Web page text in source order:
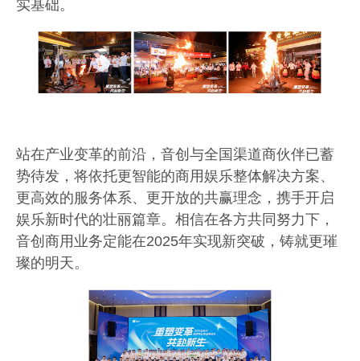
实基础。
站在产业变革的前沿，音创与全国渠道商伙伴已蓄
势待发，将依托更智能的商用娱乐整体解决方案、
更高效的服务体系、更开放的共赢理念，携手开启
娱乐新时代的壮丽篇章。相信在各方共同努力下，
音创商用业务定能在2025年实现新突破，铸就更璀
璨的明天。